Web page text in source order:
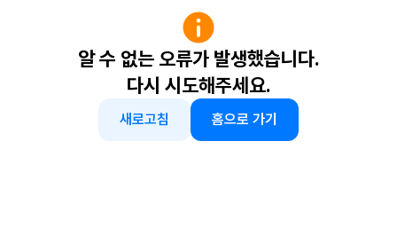
알 수 없는 오류가 발생했습니다.
다시 시도해주세요.
새로고침 홈으로 가기